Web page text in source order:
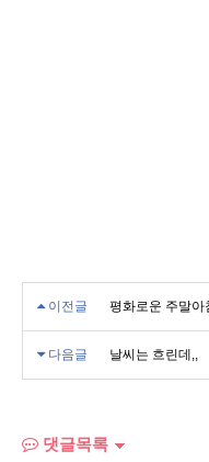
이전글 평화로운 주말아
다음글 날씨는 흐린데,,
댓글목록